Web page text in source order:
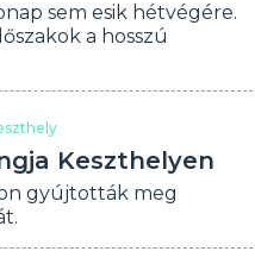
sem esik hétvégére.
a hosszú
Keszthelyen
gyújtották meg